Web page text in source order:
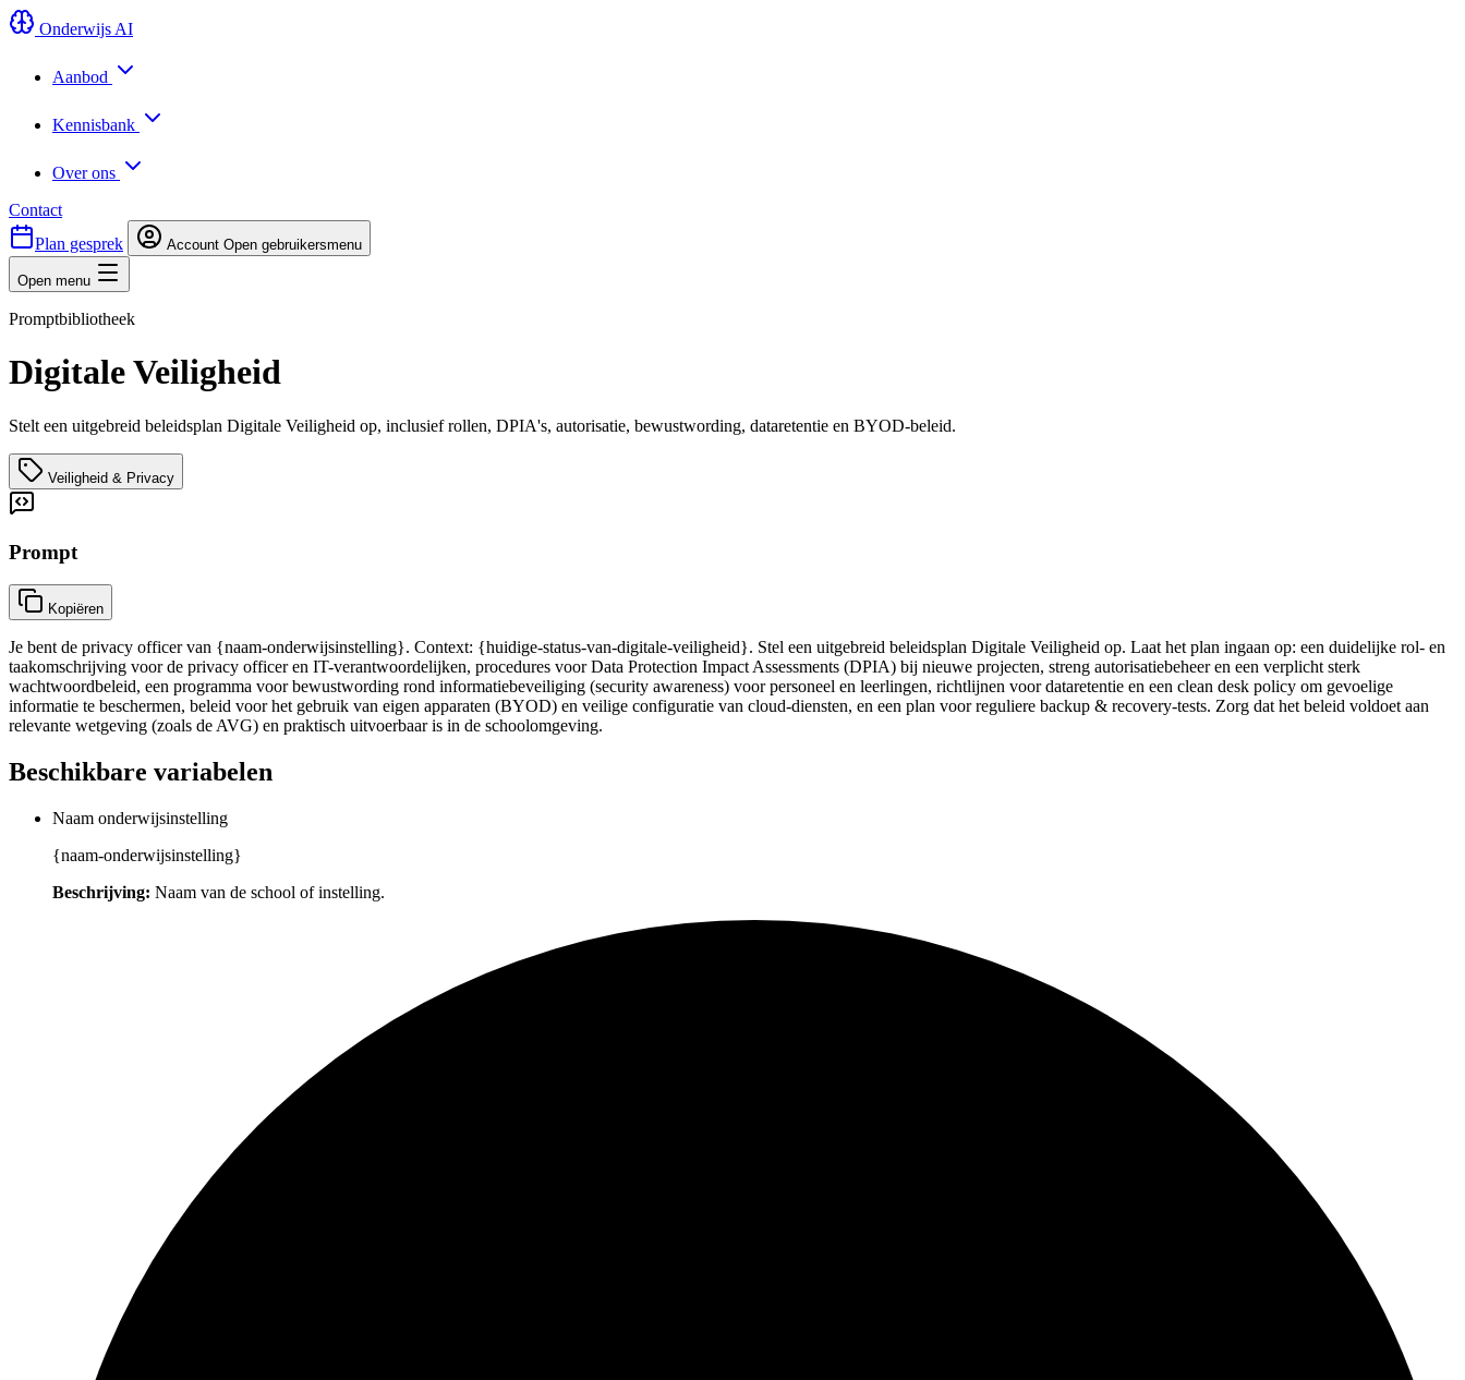
Onderwijs AI
Aanbod
Kennisbank
Over ons
Contact
Plan gesprek
Account Open gebruikersmenu
Open menu
Promptbibliotheek
Digitale Veiligheid
Stelt een uitgebreid beleidsplan Digitale Veiligheid op, inclusief rollen, DPIA's, autorisatie, bewustwording, dataretentie en BYOD-beleid.
Veiligheid & Privacy
Prompt
Kopiëren
Je bent de privacy officer van {naam-onderwijsinstelling}. Context: {huidige-status-van-digitale-veiligheid}. Stel een uitgebreid beleidsplan Digitale Veiligheid op. Laat het plan ingaan op: een duidelijke rol- en
taakomschrijving voor de privacy officer en IT-verantwoordelijken, procedures voor Data Protection Impact Assessments (DPIA) bij nieuwe projecten, streng autorisatiebeheer en een verplicht sterk
wachtwoordbeleid, een programma voor bewustwording rond informatiebeveiliging (security awareness) voor personeel en leerlingen, richtlijnen voor dataretentie en een clean desk policy om gevoelige
informatie te beschermen, beleid voor het gebruik van eigen apparaten (BYOD) en veilige configuratie van cloud-diensten, en een plan voor reguliere backup & recovery-tests. Zorg dat het beleid voldoet aan
relevante wetgeving (zoals de AVG) en praktisch uitvoerbaar is in de schoolomgeving.
Beschikbare variabelen
Naam onderwijsinstelling
{naam-onderwijsinstelling}
Beschrijving: Naam van de school of instelling.